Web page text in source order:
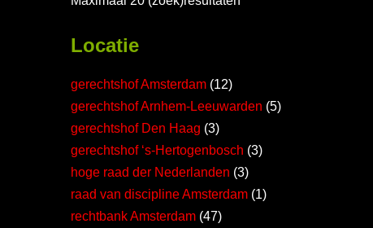
Locatie
gerechtshof Amsterdam (12)
gerechtshof Arnhem-Leeuwarden (5)
gerechtshof Den Haag (3)
gerechtshof ‘s-Hertogenbosch (3)
hoge raad der Nederlanden (3)
raad van discipline Amsterdam (1)
rechtbank Amsterdam (47)